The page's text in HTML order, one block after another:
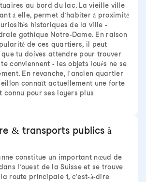
au bord du lac. La vieille ville
à elle, permet d'habiter à proximité
historiques de la ville -
gothique Notre-Dame. En raison
de ces quartiers, il peut
tu doives attendre pour trouver
conviennent - les objets loués ne se
En revanche, l'ancien quartier
connaît actuellement une forte
connu pour ses loyers plus
& transports publics à
constitue un important nœud de
l'ouest de la Suisse et se trouve
route principale 1, c'est-à-dire